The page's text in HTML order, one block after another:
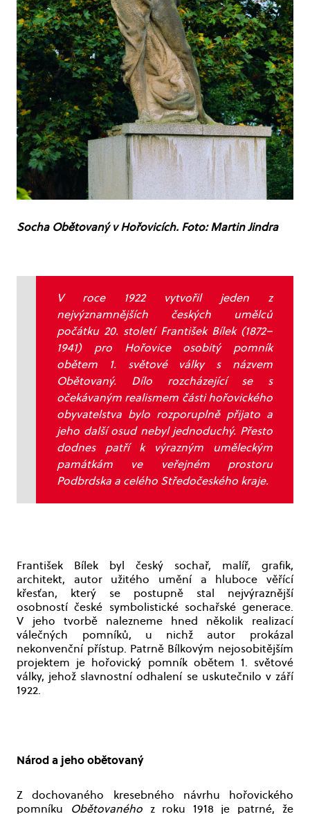
Socha Obětovaný v Hořovicích. Foto: Martin Jindra
V roce 1922 vytvořil jeden z
nejvýznamnějších českých umělců
počátku 20. stoletíFrantišek Bílek (1872–
1941) pro Hořovice osobitý pomník
obětem 1. světové války s názvem
Obětovaný. Dílo rozcházející se s
očekávaným realismem části hořovického
obyvatelstva bylo rozporuplně přijato a
jeho další osud nebyl jednoduchý. Přesto
dodnes patří k výrazným uměleckým
památkám ve veřejném prostoru
Podbrdska a celého Středočeského kraje.
František Bílek byl český sochař, malíř, grafik,
architekt, autor užitého umění a hluboce věřící
křesťan, který se postupně stal nejvýraznější
osobností české symbolistické sochařské generace.
V jeho tvorbě nalezneme hned několik realizací
válečných pomníků, u nichž autor prokázal
nekonvenční přístup. Patrně Bílkovým nejosobitějším
projektem je hořovický pomník obětem 1. světové
války, jehož slavnostní odhalení se uskutečnilo v září
1922.
Národ a jeho obětovaný
Z dochovaného kresebného návrhu hořovického
pomníku Obětovaného z roku 1918 je patrné, že